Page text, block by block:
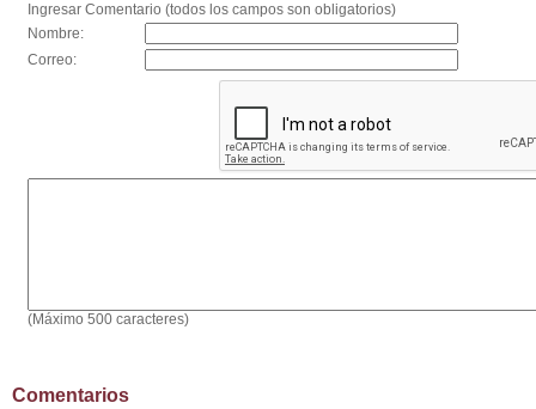
Ingresar Comentario (todos los campos son obligatorios)
Nombre:
Correo:
(Máximo 500 caracteres)
Comentarios